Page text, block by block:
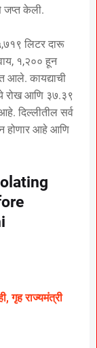
केली.
लिटर दारू
१,२०० हून
आले. कायद्याची
रोख आणि ३७.३९
दिल्लीतील सर्व
होणार आहे आणि
गृह राज्यमंत्री